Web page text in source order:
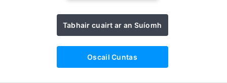
Tabhair cuairt ar an Suíomh
Oscail Cuntas